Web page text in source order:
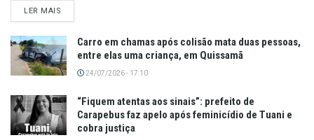
LER MAIS
Carro em chamas após colisão mata duas pessoas,
entre elas uma criança, em Quissamã
24/07/2026 - 17:10
“Fiquem atentas aos sinais”: prefeito de
Carapebus faz apelo após feminicídio de Tuani e
cobra justiça